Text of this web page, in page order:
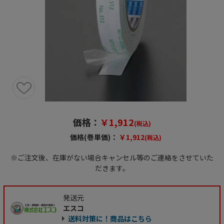
価格： ￥1,912(税込)
価格(巻単価)： ￥1,912(税込)
※ご注文後、在庫がない場合キャンセル等のご連絡をさせていた
だきます。
発送元
エスコ
送料対策に！商品はこちら